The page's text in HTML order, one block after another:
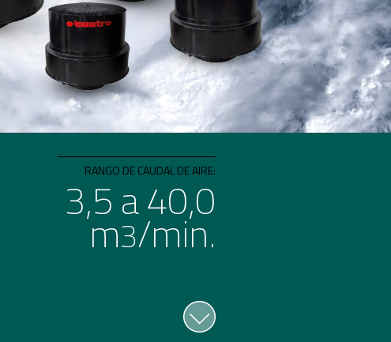
RANGO DE CAUDAL DE AIRE:
3,5 a 40,0
m3/min.